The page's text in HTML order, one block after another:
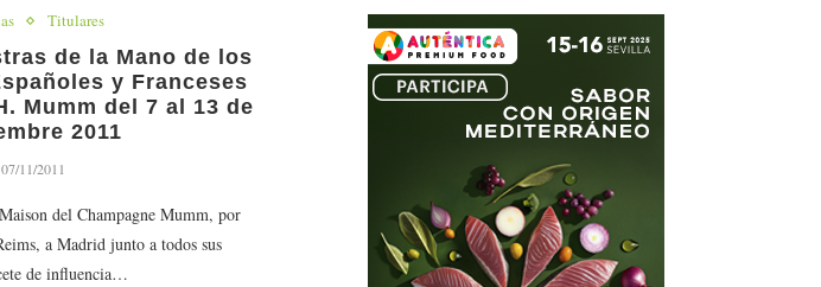
Titulares
de la Mano de los
y Franceses
Mumm del 7 al 13 de
2011
07/11/2011
del Champagne Mumm, por
a Madrid junto a todos sus
de influencia…